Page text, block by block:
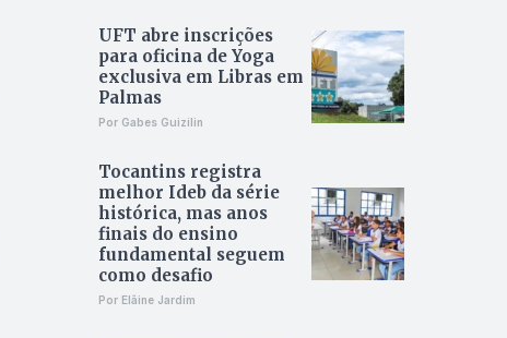
UFT abre inscrições
para oficina de Yoga
exclusiva em Libras em
Palmas
Por Gabes Guizilin
Tocantins registra
melhor Ideb da série
histórica, mas anos
finais do ensino
fundamental seguem
como desafio
Por Elâine Jardim